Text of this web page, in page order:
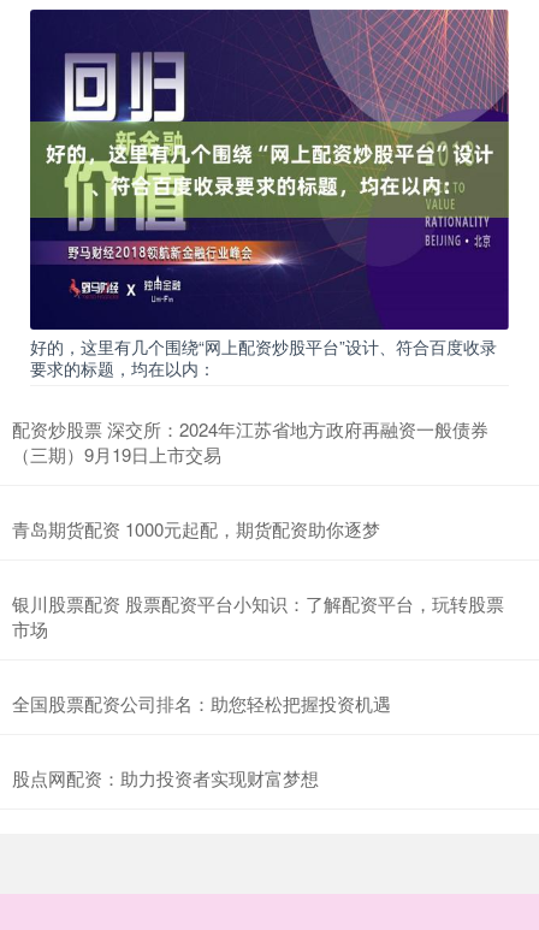
好的，这里有几个围绕“网上配资炒股平台”设计、符合百度收录
要求的标题，均在以内：
配资炒股票 深交所：2024年江苏省地方政府再融资一般债券
（三期）9月19日上市交易
青岛期货配资 1000元起配，期货配资助你逐梦
银川股票配资 股票配资平台小知识：了解配资平台，玩转股票
市场
全国股票配资公司排名：助您轻松把握投资机遇
股点网配资：助力投资者实现财富梦想